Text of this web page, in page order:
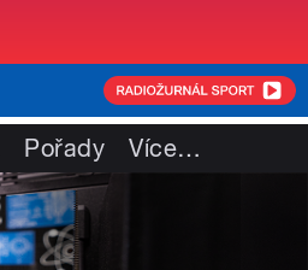
Pořady Více…